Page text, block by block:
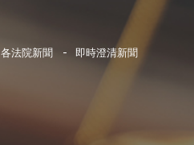
各法院新聞
即時澄清新聞